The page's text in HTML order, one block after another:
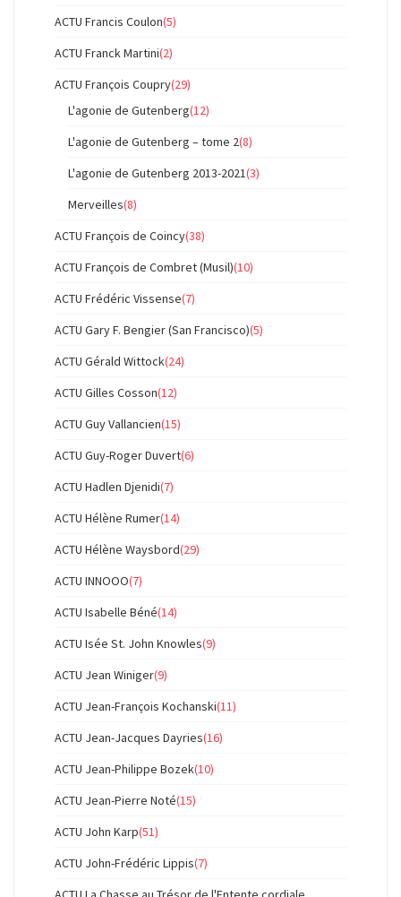
ACTU Francis Coulon(5)
ACTU Franck Martini(2)
ACTU François Coupry(29)
L'agonie de Gutenberg(12)
L'agonie de Gutenberg – tome 2(8)
L'agonie de Gutenberg 2013-2021(3)
Merveilles(8)
ACTU François de Coincy(38)
ACTU François de Combret (Musil)(10)
ACTU Frédéric Vissense(7)
ACTU Gary F. Bengier (San Francisco)(5)
ACTU Gérald Wittock(24)
ACTU Gilles Cosson(12)
ACTU Guy Vallancien(15)
ACTU Guy-Roger Duvert(6)
ACTU Hadlen Djenidi(7)
ACTU Hélène Rumer(14)
ACTU Hélène Waysbord(29)
ACTU INNOOO(7)
ACTU Isabelle Béné(14)
ACTU Isée St. John Knowles(9)
ACTU Jean Winiger(9)
ACTU Jean-François Kochanski(11)
ACTU Jean-Jacques Dayries(16)
ACTU Jean-Philippe Bozek(10)
ACTU Jean-Pierre Noté(15)
ACTU John Karp(51)
ACTU John-Frédéric Lippis(7)